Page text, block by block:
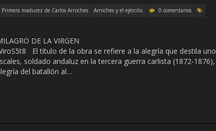
madurez de Carlos Arniches Arniches y el ejército.
0 comentarios
DE LA VIRGEN
El título de la obra se refiere a la alegría que destila uno
soldado andaluz en la tercera guerra carlista (1872-1876),
del batallón al…